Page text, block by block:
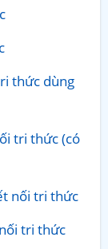
thức dùng
tri thức (có
nối tri thức
tri thức